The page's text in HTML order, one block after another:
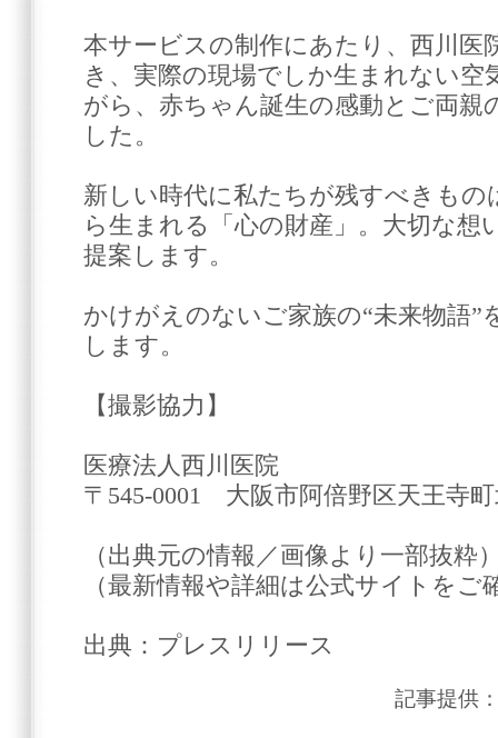
本サービスの制作にあたり、西川医
き、実際の現場でしか生まれない空
がら、赤ちゃん誕生の感動とご両親
した。
新しい時代に私たちが残すべきもの
ら生まれる「心の財産」。大切な想
提案します。
かけがえのないご家族の“未来物語”
します。
【撮影協力】
医療法人西川医院
〒545-0001 大阪市阿倍野区天王寺町
（出典元の情報／画像より一部抜粋
（最新情報や詳細は公式サイトをご
出典：プレスリリース
記事提供